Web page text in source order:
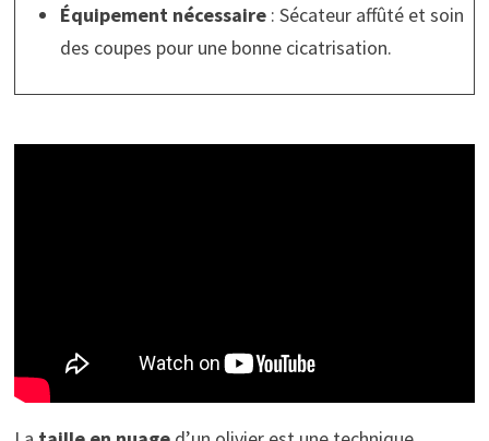
Équipement nécessaire: Sécateur affûté et soin
des coupes pour une bonne cicatrisation.